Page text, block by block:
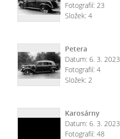
Fotografií: 23
Složek: 4
Petera
Datum: 6. 3. 2023
Fotografií: 4
Složek: 2
Karosárny
Datum: 6. 3. 2023
Fotografií: 48